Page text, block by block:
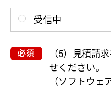
受信中
（5）見積請
せください。
（ソフトウェ